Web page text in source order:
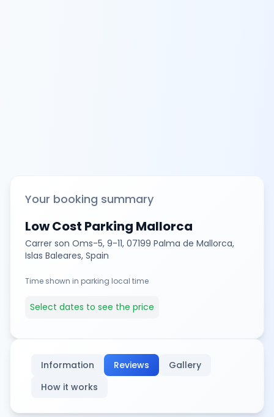
Your booking summary
Low Cost Parking Mallorca
Carrer son Oms-5, 9-11, 07199 Palma de Mallorca,
Islas Baleares, Spain
Time shown in parking local time
Select dates to see the price
Information Reviews
Gallery
How it works